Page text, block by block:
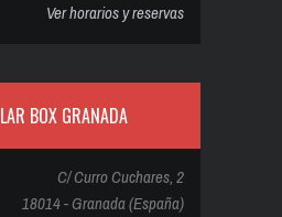
Ver horarios y reservas
BOX GRANADA
C/ Curro Cuchares, 2
18014 - Granada (España)